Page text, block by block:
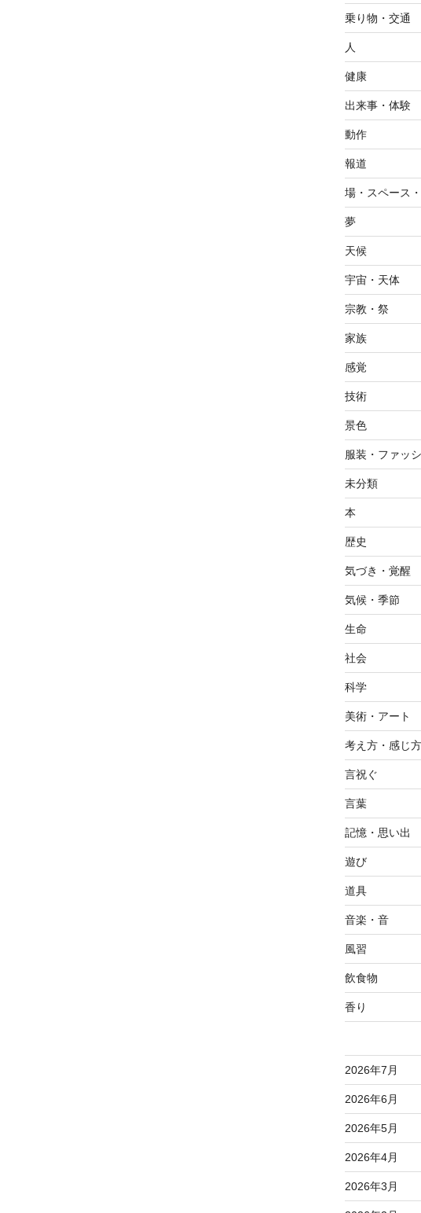
乗り物・交通
人
健康
出来事・体験
動作
報道
場・スペース
夢
天候
宇宙・天体
宗教・祭
家族
感覚
技術
景色
服装・ファッ
未分類
本
歴史
気づき・覚醒
気候・季節
生命
社会
科学
美術・アート
考え方・感じ方
言祝ぐ
言葉
記憶・思い出
遊び
道具
音楽・音
風習
飲食物
香り
2026年7月
2026年6月
2026年5月
2026年4月
2026年3月